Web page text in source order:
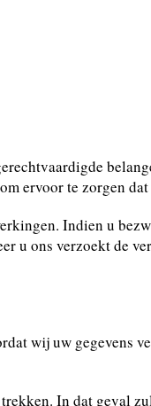
ervoor te zorgen
Indien u
u ons verzoekt de
wij uw gegevens
In dat geval